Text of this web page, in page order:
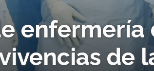
enfermería
de